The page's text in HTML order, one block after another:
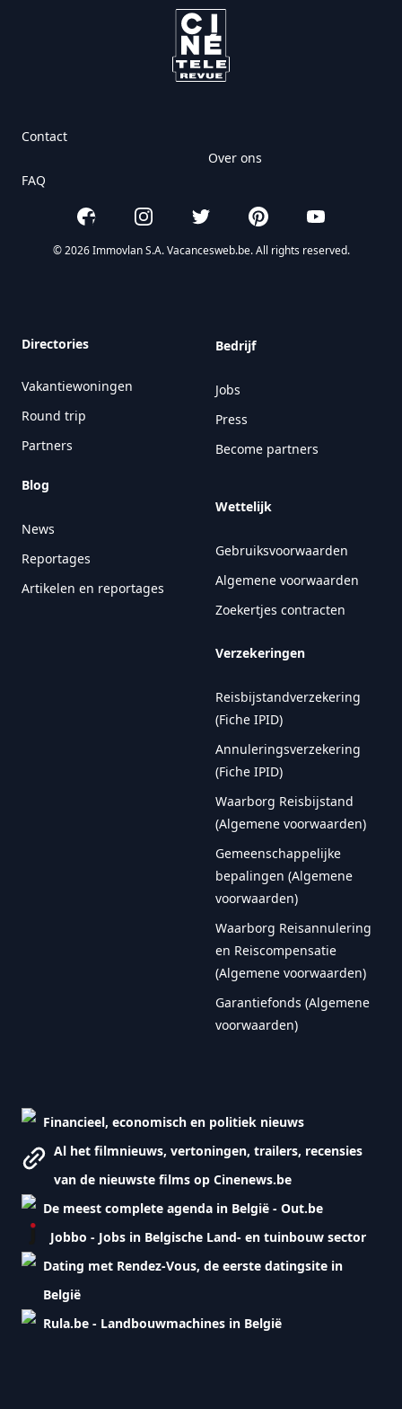
Contact
FAQ
Over ons
FacebookInstagramTwitter PinterestYouTube
© 2026 Immovlan S.A. Vacancesweb.be. All rights reserved.
Directories
Vakantiewoningen
Round trip
Partners
Blog
News
Reportages
Artikelen en reportages
Bedrijf
Jobs
Press
Become partners
Wettelijk
Gebruiksvoorwaarden
Algemene voorwaarden
Zoekertjes contracten
Verzekeringen
Reisbijstandverzekering
(Fiche IPID)
Annuleringsverzekering
(Fiche IPID)
Waarborg Reisbijstand
(Algemene voorwaarden)
Gemeenschappelijke
bepalingen (Algemene
voorwaarden)
Waarborg Reisannulering
en Reiscompensatie
(Algemene voorwaarden)
Garantiefonds (Algemene
voorwaarden)
Financieel, economisch en politiek nieuws
Al het filmnieuws, vertoningen, trailers, recensies
van de nieuwste films op Cinenews.be
De meest complete agenda in België - Out.be
Jobbo - Jobs in Belgische Land- en tuinbouw sector
Dating met Rendez-Vous, de eerste datingsite in
België
Rula.be - Landbouwmachines in België